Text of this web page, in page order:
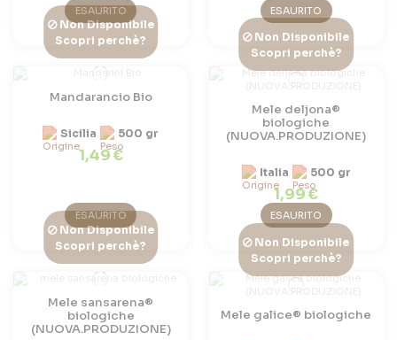
ESAURITO
ESAURITO
Non Disponibile
Scopri perchè?
Mandarancio Bio
Sicilia 500 gr
1,49 €
ESAURITO
Non Disponibile
Scopri perchè?
Mele deljona®
biologiche
(NUOVA.PRODUZIONE)
Italia 500 gr
1,99 €
ESAURITO
Non Disponibile
Scopri perchè?
Mele sansarena®
biologiche
(NUOVA.PRODUZIONE)
Non Disponibile
Scopri perchè?
Mele galice® biologiche